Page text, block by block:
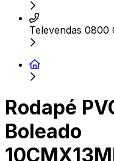
Televendas 0800
Rodapé
Boleado